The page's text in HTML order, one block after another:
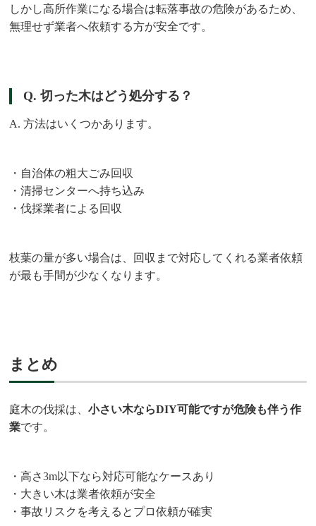
しかし高所作業になる場合は転落事故の危険があるため、
無理せず業者へ依頼する方が安全です。
Q. 切った木はどう処分する？
A. 方法はいくつかあります。
・自治体の粗大ごみ回収
・清掃センターへ持ち込み
・伐採業者による回収
枝葉の量が多い場合は、回収まで対応してくれる業者依頼
が最も手間が少なくなります。
まとめ
庭木の伐採は、小さい木ならDIY可能ですが危険も伴う作
業です。
・高さ3m以下なら対応可能なケースあり
・大きい木は業者依頼が安全
・事故リスクを考えるとプロ依頼が確実